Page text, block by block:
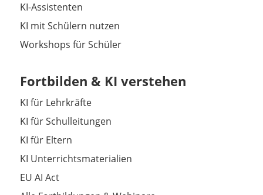
KI-Assistenten
KI mit Schülern nutzen
Workshops für Schüler
Fortbilden & KI verstehen
KI für Lehrkräfte
KI für Schulleitungen
KI für Eltern
KI Unterrichtsmaterialien
EU AI Act